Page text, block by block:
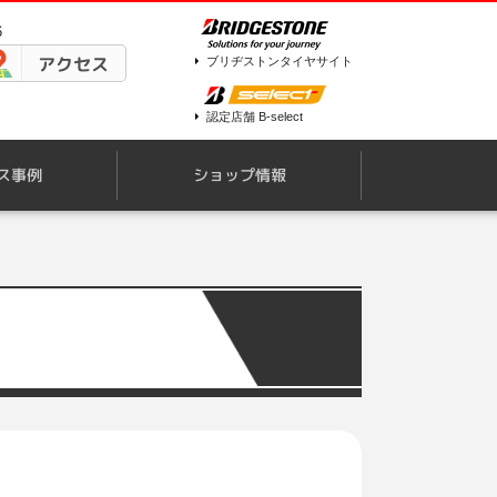
アクセス ブリヂストンタイヤサイト
認定店舗 B-select
事例 ショップ情報